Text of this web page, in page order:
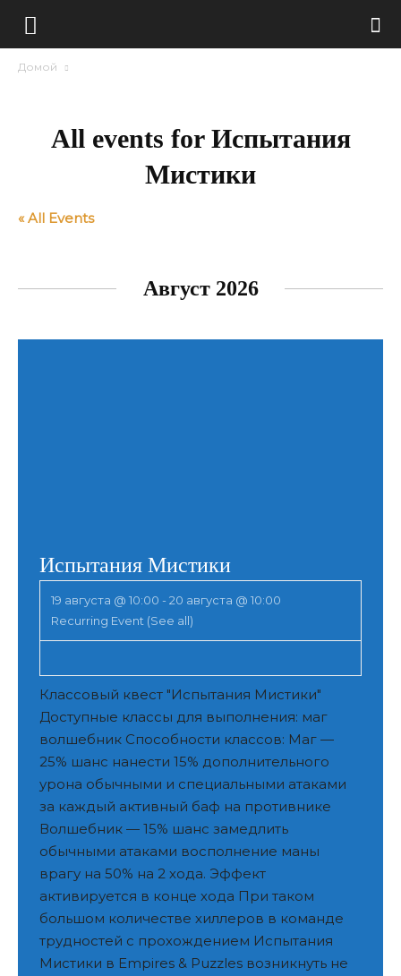
Домой
All events for Испытания
Мистики
« All Events
Август 2026
Испытания Мистики
19 августа @ 10:00 - 20 августа @ 10:00
Recurring Event (See all)
Классовый квест "Испытания Мистики"
Доступные классы для выполнения: маг
волшебник Способности классов: Маг —
25% шанс нанести 15% дополнительного
урона обычными и специальными атаками
за каждый активный баф на противнике
Волшебник — 15% шанс замедлить
обычными атаками восполнение маны
врагу на 50% на 2 хода. Эффект
активируется в конце хода При таком
большом количестве хиллеров в команде
трудностей с прохождением Испытания
Мистики в Empires & Puzzles возникнуть не